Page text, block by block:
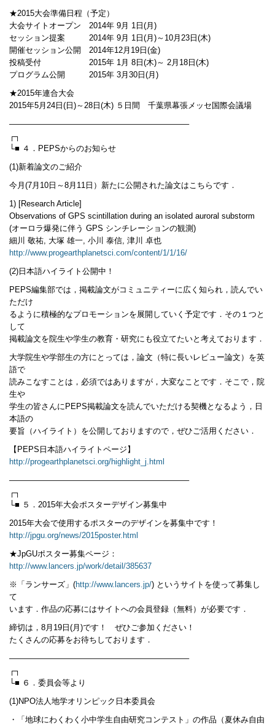
★2015大会準備日程（予定）
大会サイトオープン 2014年 9月 1日(月)
セッション提案 2014年 9月 1日(月)～10月23日(木)
開催セッション公開 2014年12月19日(金)
投稿受付 2015年 1月 8日(木)～ 2月18日(木)
プログラム公開 2015年 3月30日(月)
★2015年連合大会
2015年5月24日(日)～28日(木) ５日間 千葉県幕張メッセ国際会議場
——————————————————————–
┌┐
└■ ４．PEPSからのお知らせ
(1)新着論文のご紹介
今月(7月10日～8月11日）新たに公開された論文はこちらです．
1) [Research Article]
Observations of GPS scintillation during an isolated auroral substorm
(オーロラ爆発に伴う GPS シンチレーションの観測)
細川 敬祐, 大塚 雄一, 小川 泰信, 津川 卓也
http://www.progearthplanetsci.com/content/1/1/16/
(2)日本語ハイライト公開中！
PEPS編集部では，掲載論文がコミュニティーに広く知られ，読んでい
ただけ
るように積極的なプロモーションを展開していく予定です．その１つと
して
掲載論文を院生や学生の教育・研究にも役立てたいと考えております．
大学院生や学部生の方にとっては，論文（特に長いレビュー論文）を英
語で
読みこなすことは，必須ではありますが，大変なことです．そこで，院
生や
学生の皆さんにPEPS掲載論文を読んでいただける契機となるよう，日
本語の
要旨（ハイライト）を公開しておりますので，ぜひご活用ください．
【PEPS日本語ハイライトページ】
http://progearthplanetsci.org/highlight_j.html
——————————————————————–
┌┐
└■ ５．2015年大会ポスターデザイン募集中
2015年大会で使用するポスターのデザインを募集中です！
http://jpgu.org/news/2015poster.html
★JpGUポスター募集ページ：
http://www.lancers.jp/work/detail/385637
※「ランサーズ」(http://www.lancers.jp/) というサイトを使って募集し
て
います．作品の応募にはサイトへの会員登録（無料）が必要です．
締切は，8月19日(月)です！ ぜひご参加ください！
たくさんの応募をお待ちしております．
——————————————————————–
┌┐
└■ ６．委員会等より
(1)NPO法人地学オリンピック日本委員会
・「地球にわくわく小中学生自由研究コンテスト」の作品（夏休み自由